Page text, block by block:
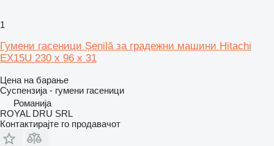
1
Гумени гасеници Șenilă за градежни машини Hitachi
EX15U 230 x 96 x 31
Цена на барање
Суспензија - гумени гасеници
Романија
ROYAL DRU SRL
Контактирајте го продавачот